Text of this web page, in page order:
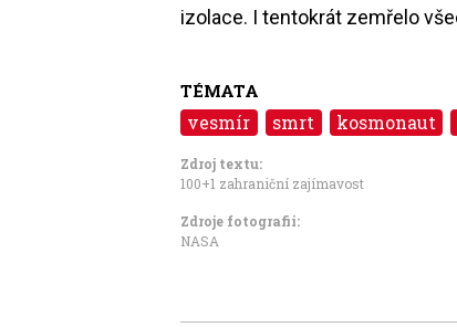
izolace. I tentokrát zemřelo
TÉMATA
vesmír smrt kosmonaut
Zdroj textu:
100+1 zahraniční zajímavost
Zdroje fotografii:
NASA